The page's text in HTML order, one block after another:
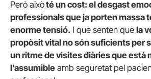
Però aixòté un cost: el desgast
professionals que ja porten massa
enorme tensió. I que senten que la
propòsit vital no són suficients per
un ritme de visites diàries que està
l’assumible amb seguretat pel